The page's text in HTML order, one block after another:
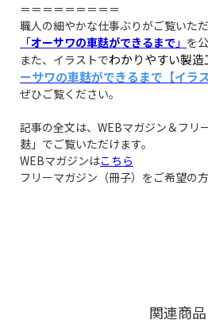
＝＝＝＝＝＝＝＝＝
職人の細やかな仕事ぶりがご覧いた
「オーサワの車麩ができるまで 」 を
また、イラストでわかりやすい製
ーサワの車麩ができるまで【イラス
ぜひご覧ください。
記事の全文は、WEBマガジン＆フリ
麩」でご覧いただけます。
WEBマガジンはこちら
フリーマガジン（冊子）をご希望の
関連商品